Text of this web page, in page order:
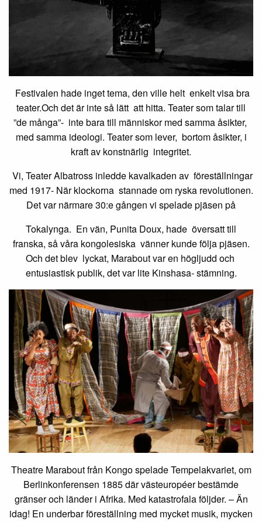
Festivalen hade inget tema, den ville helt enkelt visa bra
teater.Och det är inte så lätt att hitta. Teater som talar till
”de många”- inte bara till människor med samma åsikter,
med samma ideologi. Teater som lever, bortom åsikter, i
kraft av konstnärlig integritet.
Vi, Teater Albatross inledde kavalkaden av föreställningar
med 1917- När klockorna stannade om ryska revolutionen.
Det var närmare 30:e gången vi spelade pjäsen på
Tokalynga. En vän, Punita Doux, hade översatt till
franska, så våra kongolesiska vänner kunde följa pjäsen.
Och det blev lyckat, Marabout var en högljudd och
entusiastisk publik, det var lite Kinshasa- stämning.
Theatre Marabout från Kongo spelade Tempelakvariet, om
Berlinkonferensen 1885 där västeuropéer bestämde
gränser och länder i Afrika. Med katastrofala följder. – Än
idag! En underbar föreställning med mycket musik, mycken